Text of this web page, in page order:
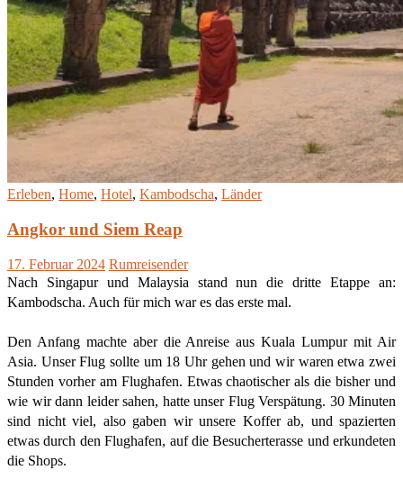
Erleben, Home, Hotel, Kambodscha, Länder
Angkor und Siem Reap
17. Februar 2024 Rumreisender
Nach Singapur und Malaysia stand nun die dritte Etappe an:
Kambodscha. Auch für mich war es das erste mal.
Den Anfang machte aber die Anreise aus Kuala Lumpur mit Air
Asia. Unser Flug sollte um 18 Uhr gehen und wir waren etwa zwei
Stunden vorher am Flughafen. Etwas chaotischer als die bisher und
wie wir dann leider sahen, hatte unser Flug Verspätung. 30 Minuten
sind nicht viel, also gaben wir unsere Koffer ab, und spazierten
etwas durch den Flughafen, auf die Besucherterasse und erkundeten
die Shops.